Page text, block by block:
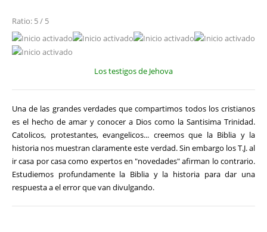
Ratio: 5 / 5
Los testigos de Jehova
Una de las grandes verdades que compartimos todos los cristianos
es el hecho de amar y conocer a Dios como la Santisima Trinidad.
Catolicos, protestantes, evangelicos... creemos que la Biblia y la
historia nos muestran claramente este verdad. Sin embargo los T.J. al
ir casa por casa como expertos en "novedades" afirman lo contrario.
Estudiemos profundamente la Biblia y la historia para dar una
respuesta a el error que van divulgando.